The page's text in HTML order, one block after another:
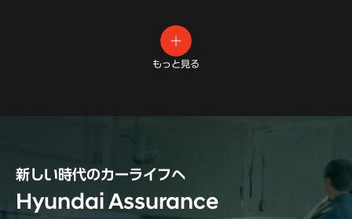
もっと見る
新しい時代のカーライフへ
Hyundai Assurance